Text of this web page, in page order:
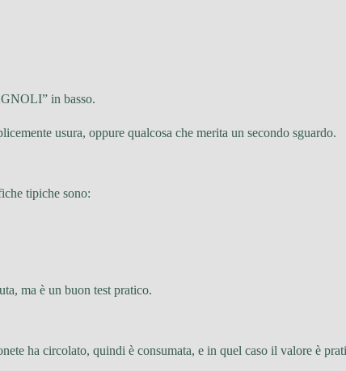
in basso.
usura, oppure qualcosa che merita un secondo sguardo.
tipiche sono:
ma è un buon test pratico.
ha circolato, quindi è consumata, e in quel caso il valore è